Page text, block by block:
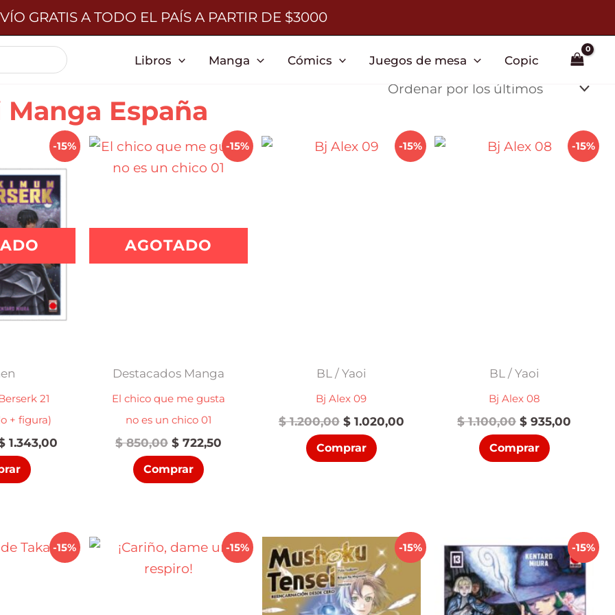
GRATIS A TODO EL PAÍS A PARTIR DE $3000
Libros Manga Cómics Juegos de mesa Copic
Manga España
-15%
21
+ figura)
1.343,00El
-15%
AGOTADO
Destacados Manga
El chico que me gusta
no es un chico 01
$850,00 El
precio
original
era:
$722,50El
Comprar
-15%
BL / Yaoi
Bj Alex 09
$1.200,00 El
precio
original
era:
$1.020,00El
Comprar
-15%
BL / Yaoi
Bj Alex 08
$1.100,00 El
precio
original
era:
$ 935,00
Comprar
-15% -15% -15% -15%